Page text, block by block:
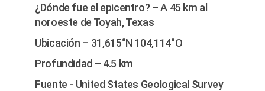
¿Dónde fue el epicentro? – A 45 km al
noroeste de Toyah, Texas
Ubicación – 31,615°N 104,114°O
Profundidad – 4.5 km
Fuente - United States Geological Survey